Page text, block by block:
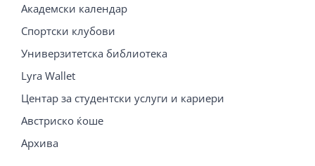
Академски календар
Спортски клубови
Универзитетска библиотека
Lyra Wallet
Центар за студентски услуги и кариери
Австриско ќоше
Архива